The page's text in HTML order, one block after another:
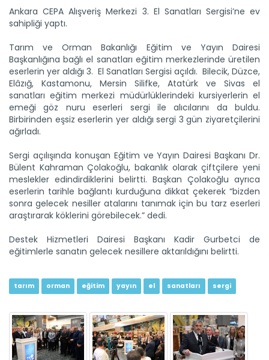
Ankara CEPA Alışveriş Merkezi 3. El Sanatları Sergisi’ne ev
sahipliği yaptı.
Tarım ve Orman Bakanlığı Eğitim ve Yayın Dairesi
Başkanlığına bağlı el sanatları eğitim merkezlerinde üretilen
eserlerin yer aldığı 3. El Sanatları Sergisi açıldı. Bilecik, Düzce,
Elâzığ, Kastamonu, Mersin Silifke, Atatürk ve Sivas el
sanatları eğitim merkezi müdürlüklerindeki kursiyerlerin el
emeği göz nuru eserleri sergi ile alıcılarını da buldu.
Birbirinden eşsiz eserlerin yer aldığı sergi 3 gün ziyaretçilerini
ağırladı.
Sergi açılışında konuşan Eğitim ve Yayın Dairesi Başkanı Dr.
Bülent Kahraman Çolakoğlu, bakanlık olarak çiftçilere yeni
meslekler edindirdiklerini belirtti. Başkan Çolakoğlu ayrıca
eserlerin tarihle bağlantı kurduğuna dikkat çekerek “bizden
sonra gelecek nesiller atalarını tanımak için bu tarz eserleri
araştırarak köklerini görebilecek.” dedi.
Destek Hizmetleri Dairesi Başkanı Kadir Gurbetci de
eğitimlerle sanatın gelecek nesillere aktarıldığını belirtti.
tarım orman eğitim yayın el sanatları sergi
Tarım Liderleri Zirvesinde...
Dünya Çiftçiler günü Bursa’da düzenlenen “Tarım Liderleri...
Devamını Oku ->
Cumhurbaşkanlığı külliyesi...
Toprağı emekle bereketlendiren çiftçiler Ankara’da buluştu.
Devamını Oku ->